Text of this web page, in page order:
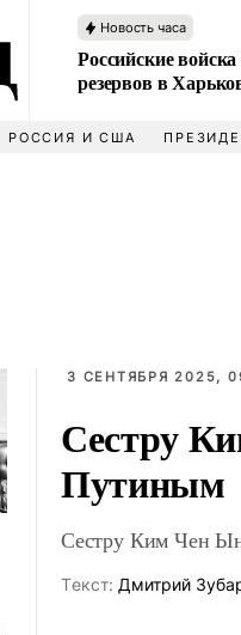
Новость часа
Российские
резервов в
РОССИЯ И США
3 СЕНТЯБРЯ 2025,
Сестру
Путиным
Сестру Ким Чен
Tекст: Дмитрий